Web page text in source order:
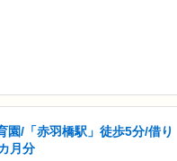
園/「赤羽橋駅」徒歩5分/借り
月分